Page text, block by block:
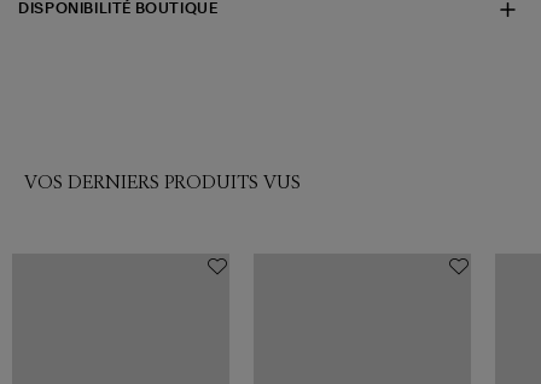
DISPONIBILITÉ BOUTIQUE
VOS DERNIERS PRODUITS VUS